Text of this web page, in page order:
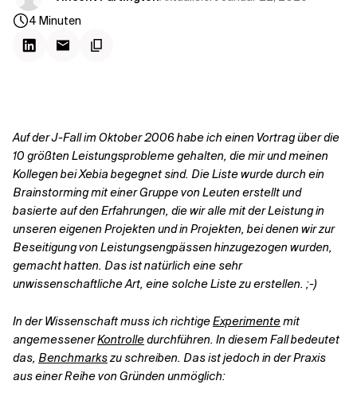
4 Minuten
Auf der J-Fall im Oktober 2006 habe ich einen Vortrag über die
10 größten Leistungsprobleme gehalten, die mir und meinen
Kollegen bei Xebia begegnet sind. Die Liste wurde durch ein
Brainstorming mit einer Gruppe von Leuten erstellt und
basierte auf den Erfahrungen, die wir alle mit der Leistung in
unseren eigenen Projekten und in Projekten, bei denen wir zur
Beseitigung von Leistungsengpässen hinzugezogen wurden,
gemacht hatten. Das ist natürlich eine sehr
unwissenschaftliche Art, eine solche Liste zu erstellen. ;-)
In der Wissenschaft muss ich richtigeExperimentemit
angemessenerKontrolledurchführen. In diesem Fall bedeutet
das, Benchmarkszu schreiben. Das ist jedoch in der Praxis
aus einer Reihe von Gründen unmöglich: